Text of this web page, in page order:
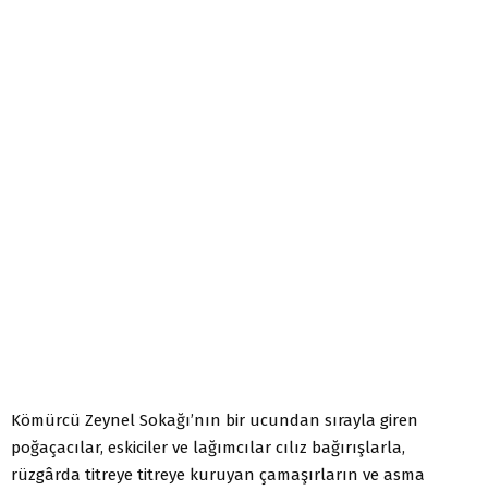
Kömürcü Zeynel Sokağı’nın bir ucundan sırayla giren
poğaçacılar, eskiciler ve lağımcılar cılız bağırışlarla,
rüzgârda titreye titreye kuruyan çamaşırların ve asma